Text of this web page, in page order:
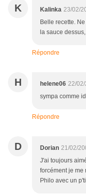
K Kalinka 23/02/
Belle recette.
la sauce
Répondre
H helene06 22/
sympa comme
Répondre
D Dorian 21/02/
J'ai toujours
forcément je me
Philo avec un